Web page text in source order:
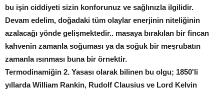
bu işin ciddiyeti sizin konforunuz ve sağlınızla ilgilidir.
Devam edelim, doğadaki tüm olaylar enerjinin niteliğinin
azalacağı yönde gelişmektedir.. masaya bırakılan bir fincan
kahvenin zamanla soğuması ya da soğuk bir meşrubatın
zamanla ısınması buna bir örnektir.
Termodinamiğin 2. Yasası olarak bilinen bu olgu; 1850'li
yıllarda William Rankin, Rudolf Clausius ve Lord Kelvin